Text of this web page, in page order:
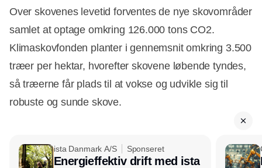
Over skovenes levetid forventes de nye skovområder
samlet at optage omkring 126.000 tons CO2.
Klimaskovfonden planter i gennemsnit omkring 3.500
træer per hektar, hvorefter skovene løbende tyndes,
så træerne får plads til at vokse og udvikle sig til
robuste og sunde skove.
ista Danmark A/S Sponseret
Energieffektiv drift med ista